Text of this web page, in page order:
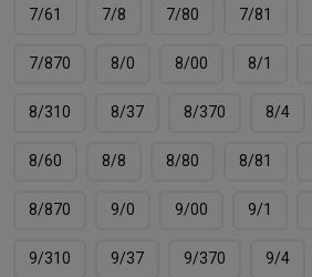
7/61 7/8 7/80 7/81
7/870 8/0 8/00 8/1
8/310 8/37 8/370 8/4
8/60 8/8 8/80 8/81
8/870 9/0 9/00 9/1
9/310 9/37 9/370 9/4